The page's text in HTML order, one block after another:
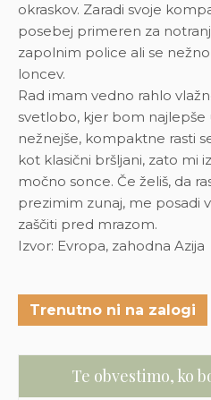
okraskov. Zaradi svoje
posebej primeren za
zapolnim police ali se
loncev.
Rad imam vedno rahlo
svetlobo, kjer bom najlepše
nežnejše, kompaktne rasti
kot klasični bršljani, zato mi
močno sonce. Če želiš, da
prezimim zunaj, me posadi
zaščiti pred mrazom.
Izvor: Evropa, zahodna Azija
Trenutno ni na zalogi
Te obvestimo, ko